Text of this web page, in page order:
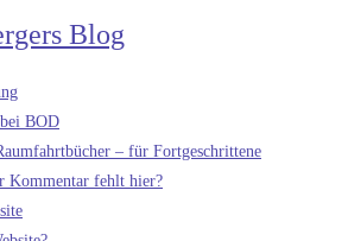
Blog
BOD
– für Fortgeschrittene
Kommentar fehlt hier?